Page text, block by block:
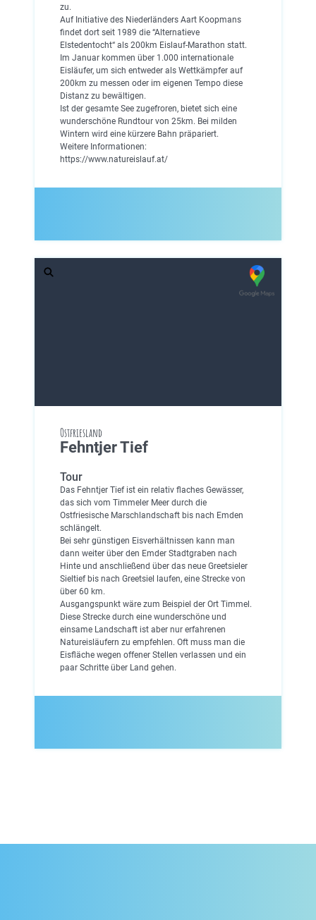
zu.
Auf Initiative des Niederländers Aart Koopmans
findet dort seit 1989 die “Alternatieve
Elstedentocht“ als 200km Eislauf-Marathon statt.
Im Januar kommen über 1.000 internationale
Eisläufer, um sich entweder als Wettkämpfer auf
200km zu messen oder im eigenen Tempo diese
Distanz zu bewältigen.
Ist der gesamte See zugefroren, bietet sich eine
wunderschöne Rundtour von 25km. Bei milden
Wintern wird eine kürzere Bahn präpariert.
Weitere Informationen:
https://www.natureislauf.at/
Ostfriesland
Fehntjer Tief
Tour
Das Fehntjer Tief ist ein relativ flaches Gewässer,
das sich vom Timmeler Meer durch die
Ostfriesische Marschlandschaft bis nach Emden
schlängelt.
Bei sehr günstigen Eisverhältnissen kann man
dann weiter über den Emder Stadtgraben nach
Hinte und anschließend über das neue Greetsieler
Sieltief bis nach Greetsiel laufen, eine Strecke von
über 60 km.
Ausgangspunkt wäre zum Beispiel der Ort Timmel.
Diese Strecke durch eine wunderschöne und
einsame Landschaft ist aber nur erfahrenen
Natureisläufern zu empfehlen. Oft muss man die
Eisfläche wegen offener Stellen verlassen und ein
paar Schritte über Land gehen.